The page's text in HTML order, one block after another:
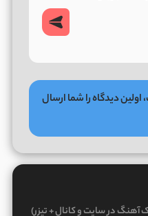
دیدگاه را شما ارسال
در سایت و کانال + تیزر)